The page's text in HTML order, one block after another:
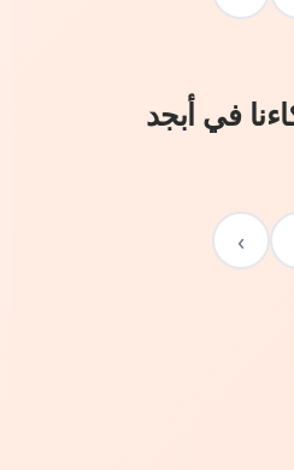
في أبجد
›